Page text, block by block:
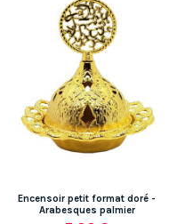
Encensoir petit format doré -
Arabesques palmier